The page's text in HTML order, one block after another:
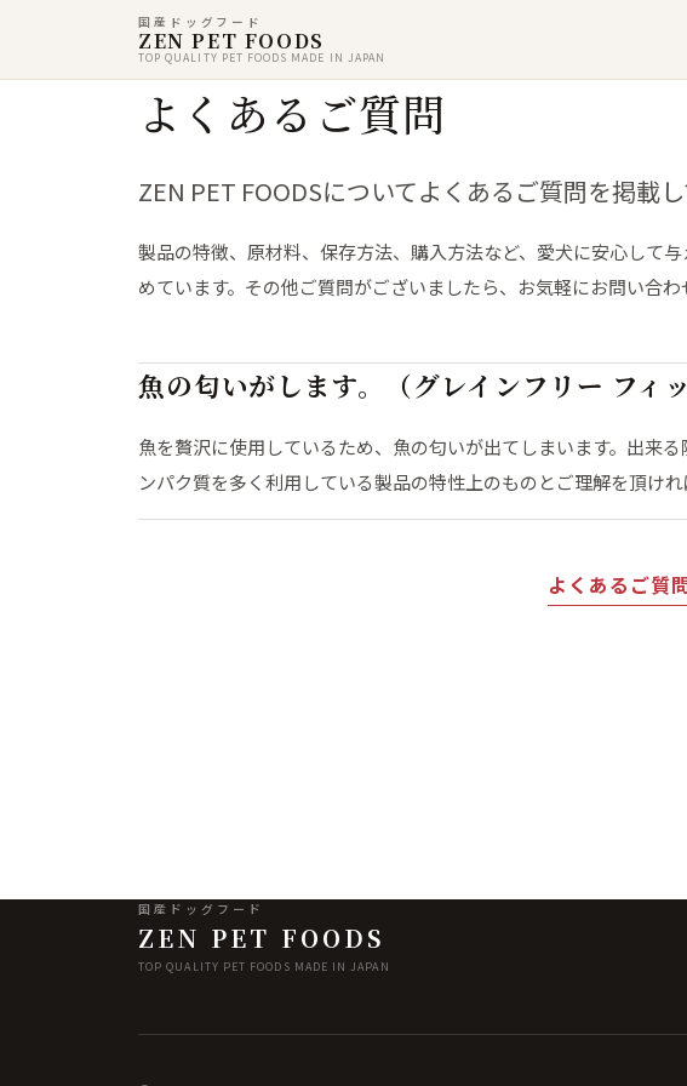
国産ドッグフード
ZEN PET FOODS
TOP QUALITY PET FOODS MADE IN JAPAN
よくあるご質問
ZEN PET FOODSについてよくあるご質問を掲載し
製品の特徴、原材料、保存方法、購入方法など、愛犬に安心して
めています。その他ご質問がございましたら、お気軽にお問い合わ
魚の匂いがします。（グレインフリー フィッ
魚を贅沢に使用しているため、魚の匂いが出てしまいます。出来
ンパク質を多く利用している製品の特性上のものとご理解を頂けれ
よくあるご質
国産ドッグフード
ZEN PET FOODS
TOP QUALITY PET FOODS MADE IN JAPAN